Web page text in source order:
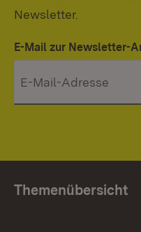
Newsletter.
E-Mail zur Newsletter-
Themenübersicht